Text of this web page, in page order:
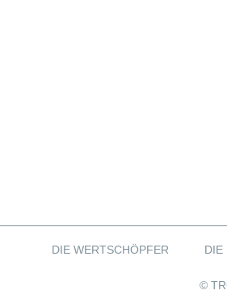
DIE WERTSCHÖPFER DIE
©